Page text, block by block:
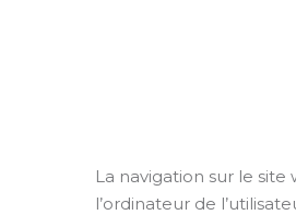
La navigation sur le
l’ordinateur de